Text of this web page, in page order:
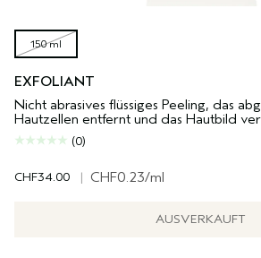
150 ml
EXFOLIANT
Nicht abrasives flüssiges Peeling, das
Hautzellen entfernt und das Hautbild
(0)
CHF34.00 | CHF0.23/ml
AUSVERKAUFT